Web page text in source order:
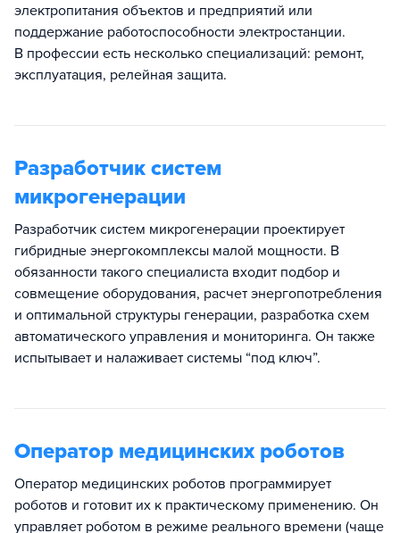
электропитания объектов и предприятий или
поддержание работоспособности электростанции.
В профессии есть несколько специализаций: ремонт,
эксплуатация, релейная защита.
Разработчик систем
микрогенерации
Разработчик систем микрогенерации проектирует
гибридные энергокомплексы малой мощности. В
обязанности такого специалиста входит подбор и
совмещение оборудования, расчет энергопотребления
и оптимальной структуры генерации, разработка схем
автоматического управления и мониторинга. Он также
испытывает и налаживает системы “под ключ”.
Оператор медицинских роботов
Оператор медицинских роботов программирует
роботов и готовит их к практическому применению. Он
управляет роботом в режиме реального времени (чаще